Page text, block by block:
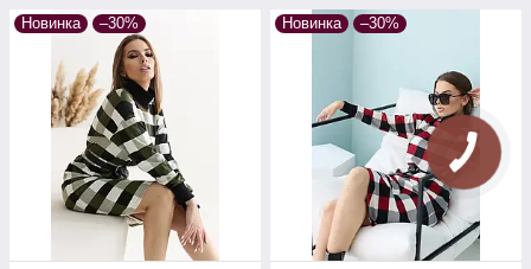
Новинка –30% Новинка –30%